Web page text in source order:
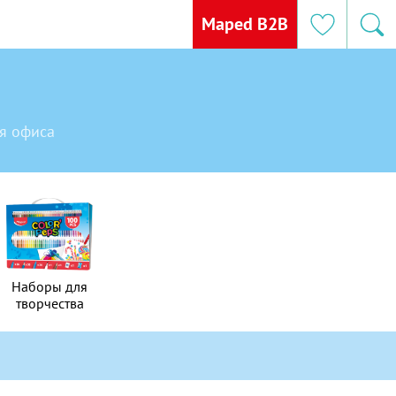
Наборы для
творчества
Maped B2B
офиса
Наборы для
творчества